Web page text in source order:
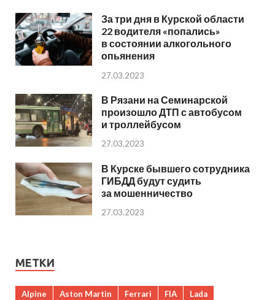
За три дня в Курской области
22 водителя «попались»
в состоянии алкогольного
опьянения
27.03.2023
В Рязани на Семинарской
произошло ДТП с автобусом
и троллейбусом
27.03.2023
В Курске бывшего сотрудника
ГИБДД будут судить
за мошенничество
27.03.2023
МЕТКИ
Alpine Aston Martin Ferrari FIA
Lada